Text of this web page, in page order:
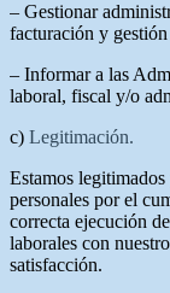
– Gestionar
facturación y
– Informar a las
laboral, fiscal y/o
c) Legitimación.
Estamos
personales por el
correcta ejecución
laborales con
satisfacción.